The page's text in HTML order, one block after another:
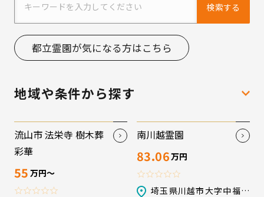
検索する
都立霊園が気になる方はこちら
地域や条件から探す
流山市 法栄寺 樹木葬
彩華
55 万円〜
南川越霊園
83.06万円
埼玉県川越市大字中福字